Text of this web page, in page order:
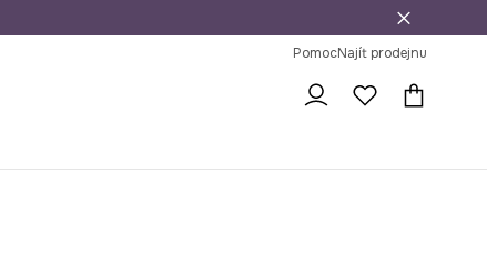
na vrácení zboží
PomocNajít prodejnu